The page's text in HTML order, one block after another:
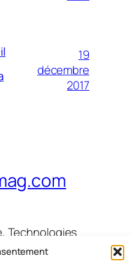
19
décembre
2017
Technologies
serious games,